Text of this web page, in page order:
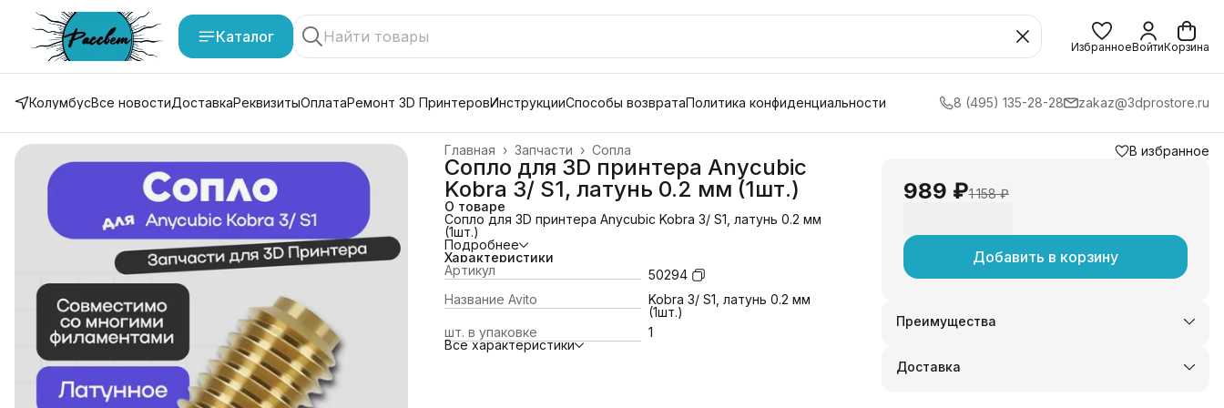
Каталог
ИзбранноеВойтиКорзина
КолумбусВсе новостиДоставкаРеквизитыОплатаРемонт 3D ПринтеровИнструкцииСпособы возвратаПолитика конфиденциальности 8 (495) 135-28-28 zakaz@3dprostore.ru
Сопла
Запчасти ›
Главная ›
Сопло для 3D принтера Anycubic
Kobra 3/ S1, латунь 0.2 мм (1шт.)
О товаре
Сопло для 3D принтера Anycubic Kobra 3/ S1, латунь 0.2 мм
(1шт.)
Подробнее
Характеристики
Артикул
50294
Название Avito
Kobra 3/ S1, латунь 0.2 мм
(1шт.)
шт. в упаковке
1
Все характеристики
В избранное
989 ₽1 158 ₽
Добавить в корзину
Преимущества
Оплата частями в Сплит
Удобный возврат
Доставка